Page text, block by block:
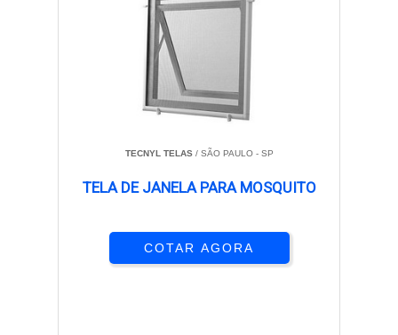
TECNYL TELAS/ SÃO PAULO - SP
TELA DE JANELA PARA MOSQUITO
COTAR AGORA